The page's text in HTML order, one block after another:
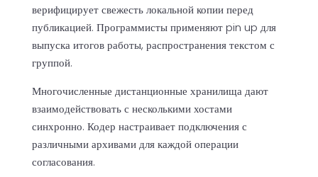
верифицирует свежесть локальной копии перед
публикацией. Программисты применяют pin up для
выпуска итогов работы, распространения текстом с
группой.
Многочисленные дистанционные хранилища дают
взаимодействовать с несколькими хостами
синхронно. Кодер настраивает подключения с
различными архивами для каждой операции
согласования.